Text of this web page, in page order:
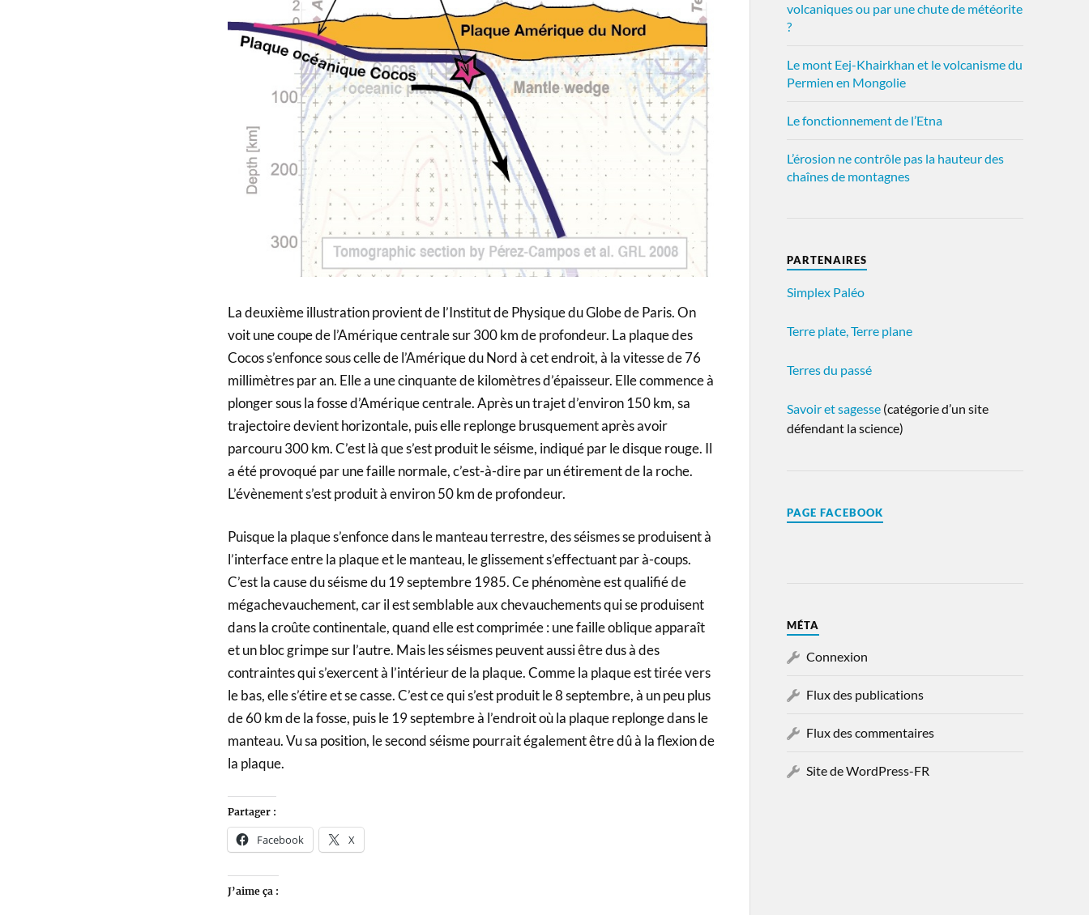
La deuxième illustration provient de l’Institut de Physique du Globe de Paris. On
voit une coupe de l’Amérique centrale sur 300 km de profondeur. La plaque des
Cocos s’enfonce sous celle de l’Amérique du Nord à cet endroit, à la vitesse de 76
millimètres par an. Elle a une cinquante de kilomètres d’épaisseur. Elle commence à
plonger sous la fosse d’Amérique centrale. Après un trajet d’environ 150 km, sa
trajectoire devient horizontale, puis elle replonge brusquement après avoir
parcouru 300 km. C’est là que s’est produit le séisme, indiqué par le disque rouge. Il
a été provoqué par une faille normale, c’est-à-dire par un étirement de la roche.
L’évènement s’est produit à environ 50 km de profondeur.
Puisque la plaque s’enfonce dans le manteau terrestre, des séismes se produisent à
l’interface entre la plaque et le manteau, le glissement s’effectuant par à-coups.
C’est la cause du séisme du 19 septembre 1985. Ce phénomène est qualifié de
mégachevauchement, car il est semblable aux chevauchements qui se produisent
dans la croûte continentale, quand elle est comprimée : une faille oblique apparaît
et un bloc grimpe sur l’autre. Mais les séismes peuvent aussi être dus à des
contraintes qui s’exercent à l’intérieur de la plaque. Comme la plaque est tirée vers
le bas, elle s’étire et se casse. C’est ce qui s’est produit le 8 septembre, à un peu plus
de 60 km de la fosse, puis le 19 septembre à l’endroit où la plaque replonge dans le
manteau. Vu sa position, le second séisme pourrait également être dû à la flexion de
la plaque.
Partager :
Facebook X
J’aime ça :
volcaniques ou par une chute de météorite
?
Le mont Eej-Khairkhan et le volcanisme du
Permien en Mongolie
Le fonctionnement de l’Etna
L’érosion ne contrôle pas la hauteur des
chaînes de montagnes
PARTENAIRES
Simplex Paléo
Terre plate, Terre plane
Terres du passé
Savoir et sagesse(catégorie d’un site
défendant la science)
PAGE FACEBOOK
MÉTA
Connexion
Flux des publications
Flux des commentaires
Site de WordPress-FR